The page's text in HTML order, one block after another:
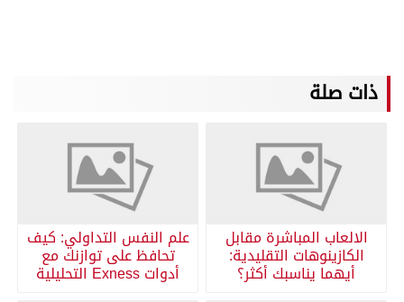
ذات صلة
الالعاب المباشرة مقابل
الكازينوهات التقليدية:
أيهما يناسبك أكثر؟
علم النفس التداولي: كيف
تحافظ على توازنك مع
أدوات Exness التحليلية